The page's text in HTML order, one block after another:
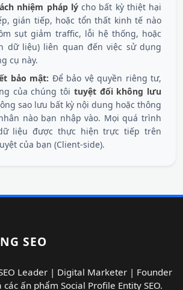
nhiệm pháp lýcho bất kỳ thiệt hại
gián tiếp, hoặc tổn thất kinh tế nào
sụt giảm traffic, lỗi hệ thống, hoặc
dữ liệu) liên quan đến việc sử dụng
cụ này.
bảo mật: Để bảo vệ quyền riêng tư,
của chúng tôi tuyệt đối không lưu
sao lưu bất kỳ nội dung hoặc thông
nào bạn nhập vào. Mọi quá trình
liệu được thực hiện trực tiếp trên
của bạn (Client-side).
SEO
Leader | Digital Marketer | Founder
các ấn phẩm Social Profile Entity SEO.